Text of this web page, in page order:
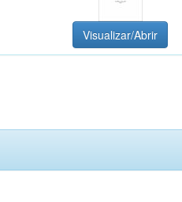
Visualizar/Abrir